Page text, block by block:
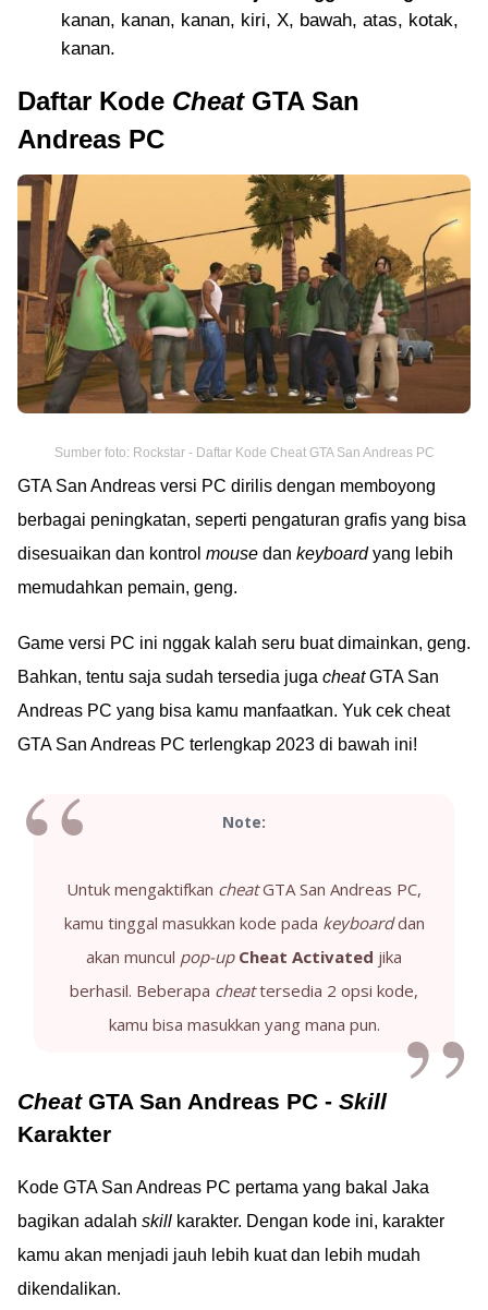
kanan, kanan, kanan, kiri, X, bawah, atas, kotak,
kanan.
Daftar Kode CheatGTA San
Andreas PC
Sumber foto: Rockstar - Daftar Kode Cheat GTA San Andreas PC
GTA San Andreas versi PC dirilis dengan memboyong
berbagai peningkatan, seperti pengaturan grafis yang bisa
disesuaikan dan kontrol mouse dan keyboardyang lebih
memudahkan pemain, geng.
Game versi PC ini nggak kalah seru buat dimainkan, geng.
Bahkan, tentu saja sudah tersedia juga cheatGTA San
Andreas PC yang bisa kamu manfaatkan. Yuk cek cheat
GTA San Andreas PC terlengkap 2023 di bawah ini!
Note:
Untuk mengaktifkan cheatGTA San Andreas PC,
kamu tinggal masukkan kode pada keyboarddan
akan muncul pop-up Cheat Activated jika
berhasil. Beberapa cheattersedia 2 opsi kode,
kamu bisa masukkan yang mana pun.
CheatGTA San Andreas PC - Skill
Karakter
Kode GTA San Andreas PC pertama yang bakal Jaka
bagikan adalah skill karakter. Dengan kode ini, karakter
kamu akan menjadi jauh lebih kuat dan lebih mudah
dikendalikan.